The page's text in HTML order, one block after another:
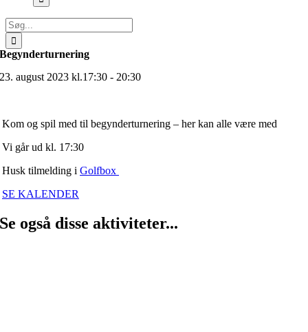
Søg
efter:
Begynderturnering
23. august 2023 kl.17:30 - 20:30
Kom og spil med til begynderturnering – her kan alle være med
Vi går ud kl. 17:30
Husk tilmelding i Golfbox
SE KALENDER
Se også disse aktiviteter...